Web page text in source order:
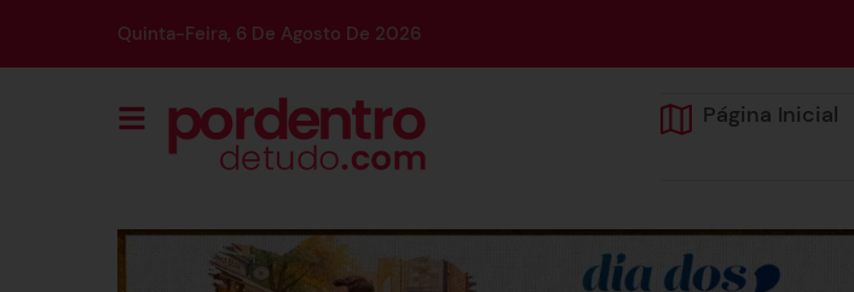
Quinta-Feira, 6 De Agosto De 2026
Página Inicial